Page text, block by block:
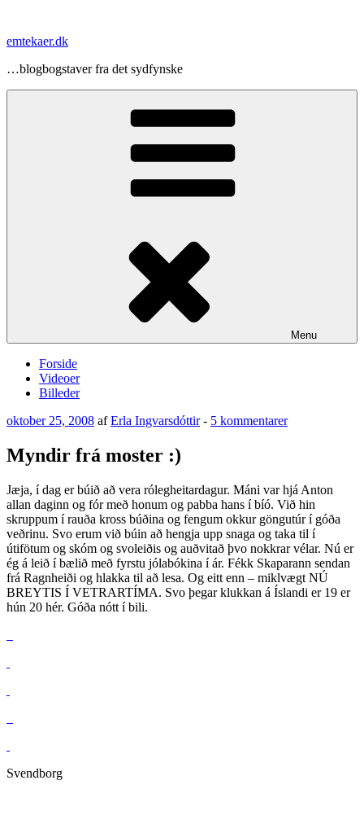
indhold
emtekaer.dk
…blogbogstaver fra det sydfynske
Menu
Forside
Videoer
Billeder
Udgivet
oktober 25, 2008 afErla Ingvarsdóttir- 5 kommentarertil
Myndir frá moster :)
Jæja, í dag er búið að vera rólegheitardagur. Máni var hjá Anton
allan daginn og fór með honum og pabba hans í bíó. Við hin
skruppum í rauða kross búðina og fengum okkur göngutúr í góða
veðrinu. Svo erum við búin að hengja upp snaga og taka til í
útifötum og skóm og svoleiðis og auðvitað þvo nokkrar vélar. Nú er
ég á leið í bælið með fyrstu jólabókina í ár. Fékk Skaparann sendan
frá Ragnheiði og hlakka til að lesa. Og eitt enn – miklvægt NÚ
BREYTIS Í VETRARTÍMA. Svo þegar klukkan á Íslandi er 19 er
hún 20 hér. Góða nótt í bili.
Svendborg